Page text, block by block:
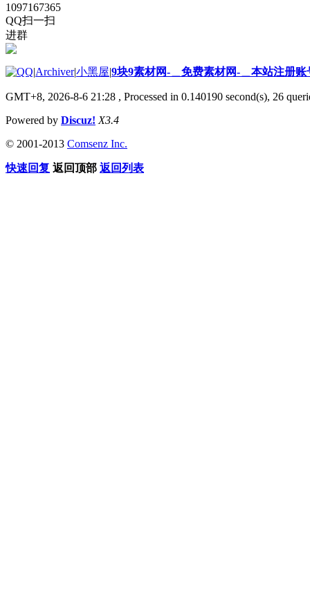
1097167365
QQ扫一扫
进群
|Archiver|小黑屋|9块9素材网-＿免费素材网-＿本站注册账
GMT+8, 2026-8-6 21:28 , Processed in 0.140190 second(s), 26
Powered by Discuz! X3.4
© 2001-2013 Comsenz Inc.
快速回复 返回顶部 返回列表